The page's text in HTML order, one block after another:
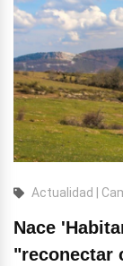
Actualidad |
Nace
"reconectar